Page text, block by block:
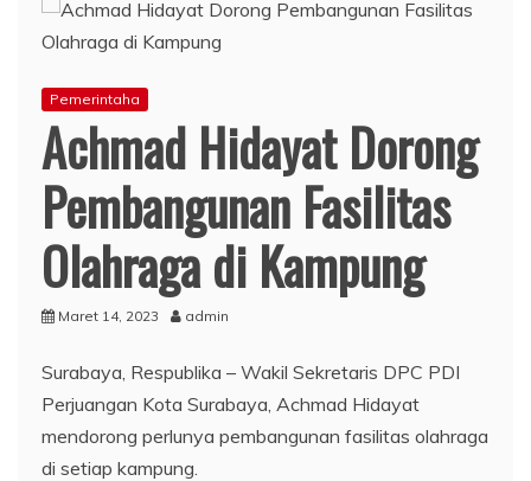
Pemerintaha
Achmad Hidayat Dorong
Pembangunan Fasilitas
Olahraga di Kampung
Maret 14, 2023 admin
Surabaya, Respublika – Wakil Sekretaris DPC PDI
Perjuangan Kota Surabaya, Achmad Hidayat
mendorong perlunya pembangunan fasilitas olahraga
di setiap kampung.